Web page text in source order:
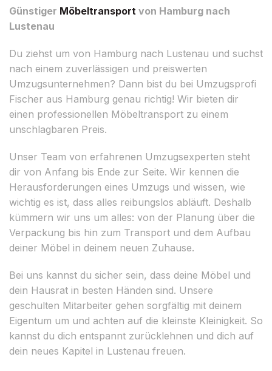
Günstiger Möbeltransport von Hamburg nach
Lustenau
Du ziehst um von Hamburg nach Lustenau und suchst
nach einem zuverlässigen und preiswerten
Umzugsunternehmen? Dann bist du bei Umzugsprofi
Fischer aus Hamburg genau richtig! Wir bieten dir
einen professionellen Möbeltransport zu einem
unschlagbaren Preis.
Unser Team von erfahrenen Umzugsexperten steht
dir von Anfang bis Ende zur Seite. Wir kennen die
Herausforderungen eines Umzugs und wissen, wie
wichtig es ist, dass alles reibungslos abläuft. Deshalb
kümmern wir uns um alles: von der Planung über die
Verpackung bis hin zum Transport und dem Aufbau
deiner Möbel in deinem neuen Zuhause.
Bei uns kannst du sicher sein, dass deine Möbel und
dein Hausrat in besten Händen sind. Unsere
geschulten Mitarbeiter gehen sorgfältig mit deinem
Eigentum um und achten auf die kleinste Kleinigkeit. So
kannst du dich entspannt zurücklehnen und dich auf
dein neues Kapitel in Lustenau freuen.